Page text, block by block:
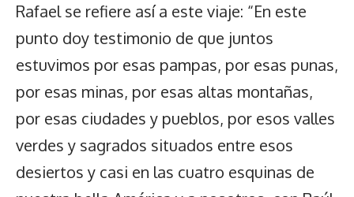
Rafael se refiere así a este viaje: “En este
punto doy testimonio de que juntos
estuvimos por esas pampas, por esas punas,
por esas minas, por esas altas montañas,
por esas ciudades y pueblos, por esos valles
verdes y sagrados situados entre esos
desiertos y casi en las cuatro esquinas de